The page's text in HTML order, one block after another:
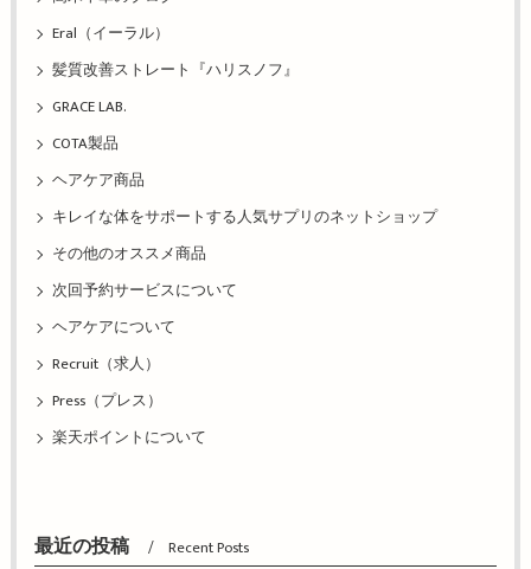
Eral（イーラル）
髪質改善ストレート『ハリスノフ』
GRACE LAB.
COTA製品
ヘアケア商品
キレイな体をサポートする人気サプリのネットショップ
その他のオススメ商品
次回予約サービスについて
ヘアケアについて
Recruit（求人）
Press（プレス）
楽天ポイントについて
最近の投稿 Recent Posts